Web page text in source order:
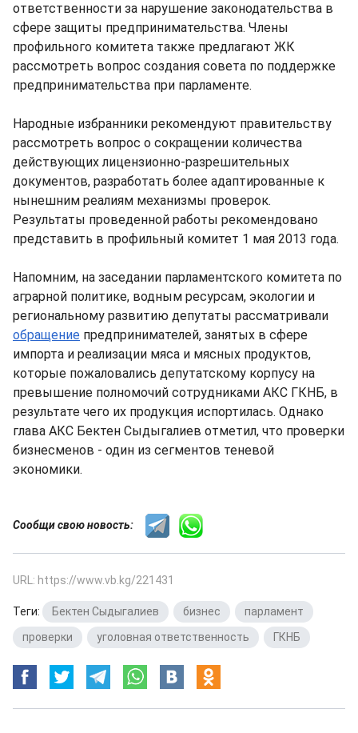
ответственности за нарушение законодательства в
сфере защиты предпринимательства. Члены
профильного комитета также предлагают ЖК
рассмотреть вопрос создания совета по поддержке
предпринимательства при парламенте.
Народные избранники рекомендуют правительству
рассмотреть вопрос о сокращении количества
действующих лицензионно-разрешительных
документов, разработать более адаптированные к
нынешним реалиям механизмы проверок.
Результаты проведенной работы рекомендовано
представить в профильный комитет 1 мая 2013 года.
Напомним, на заседании парламентского комитета по
аграрной политике, водным ресурсам, экологии и
региональному развитию депутаты рассматривали
обращение предпринимателей, занятых в сфере
импорта и реализации мяса и мясных продуктов,
которые пожаловались депутатскому корпусу на
превышение полномочий сотрудниками АКС ГКНБ, в
результате чего их продукция испортилась. Однако
глава АКС Бектен Сыдыгалиев отметил, что проверки
бизнесменов - один из сегментов теневой
экономики.
Сообщи свою новость:
URL: https://www.vb.kg/221431
Теги: Бектен Сыдыгалиев бизнес парламент
проверки
уголовная ответственность ГКНБ